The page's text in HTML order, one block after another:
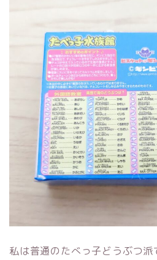
私は普通のたべっ子どうぶつ